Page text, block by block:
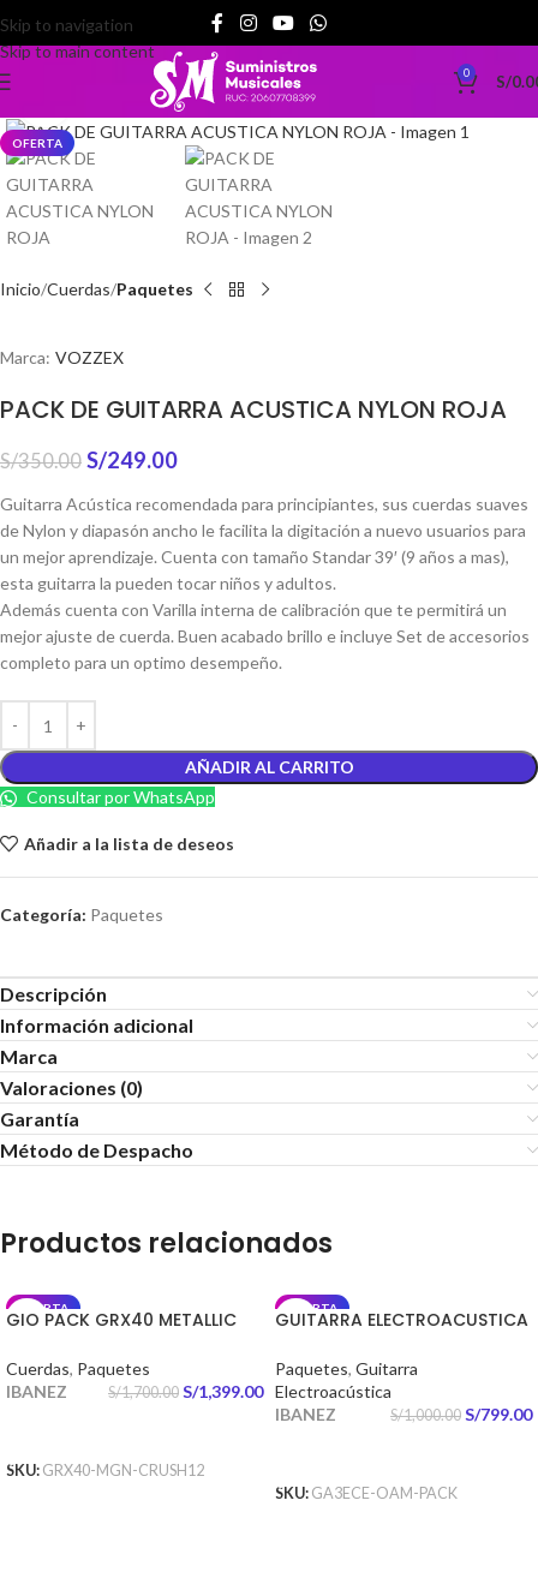
Skip to navigation
Skip to main content
0 S/
OFERTA
Clic para ampliar
Inicio Cuerdas Paquetes
Marca: VOZZEX
PACK DE GUITARRA ACUSTICA NYLON ROJA
S/350.00 S/249.00
Guitarra Acústica recomendada para principiantes, sus cuerdas suaves
de Nylon y diapasón ancho le facilita la digitación a nuevo usuarios para
un mejor aprendizaje. Cuenta con tamaño Standar 39′ (9 años a mas),
esta guitarra la pueden tocar niños y adultos.
Además cuenta con Varilla interna de calibración que te permitirá un
mejor ajuste de cuerda. Buen acabado brillo e incluye Set de accesorios
completo para un optimo desempeño.
AÑADIR AL CARRITO
Consultar por WhatsApp
Añadir a la lista de deseos
Categoría: Paquetes
Descripción
Información adicional
Marca
Valoraciones (0)
Garantía
Método de Despacho
Productos relacionados
OFERTA
GIO PACK GRX40 METALLIC
CRUSH 12W
Cuerdas, Paquetes
IBANEZ
S/1,700.00 S/1,399.00
SKU: GRX40-MGN-CRUSH12
OFERTA
GUITARRA ELECTROACUSTICA
PACK
Paquetes, Guitarra
Electroacústica
IBANEZ
S/1,000.00 S/799.00
SKU: GA3ECE-OAM-PACK